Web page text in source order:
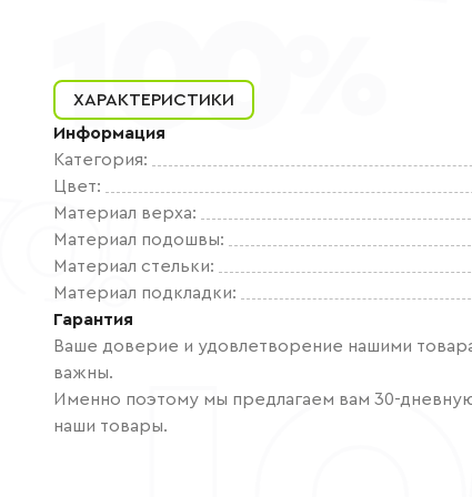
ХАРАКТЕРИСТИКИ
Информация
Категория:
Цвет:
Материал верха:
Материал подошвы:
Материал стельки:
Материал подкладки:
Гарантия
Ваше доверие и удовлетворение нашими
важны.
Именно поэтому мы предлагаем вам 30-
наши товары.